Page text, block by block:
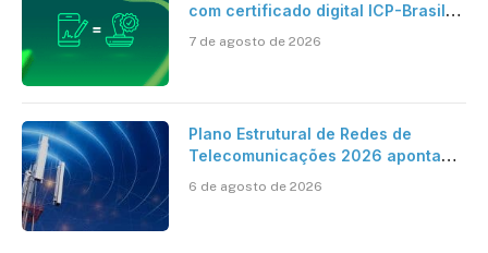
com certificado digital ICP-Brasil
cartório
7 de agosto de 2026
Plano Estrutural de Redes de
Telecomunicações 2026 aponta
mantém desafio
6 de agosto de 2026